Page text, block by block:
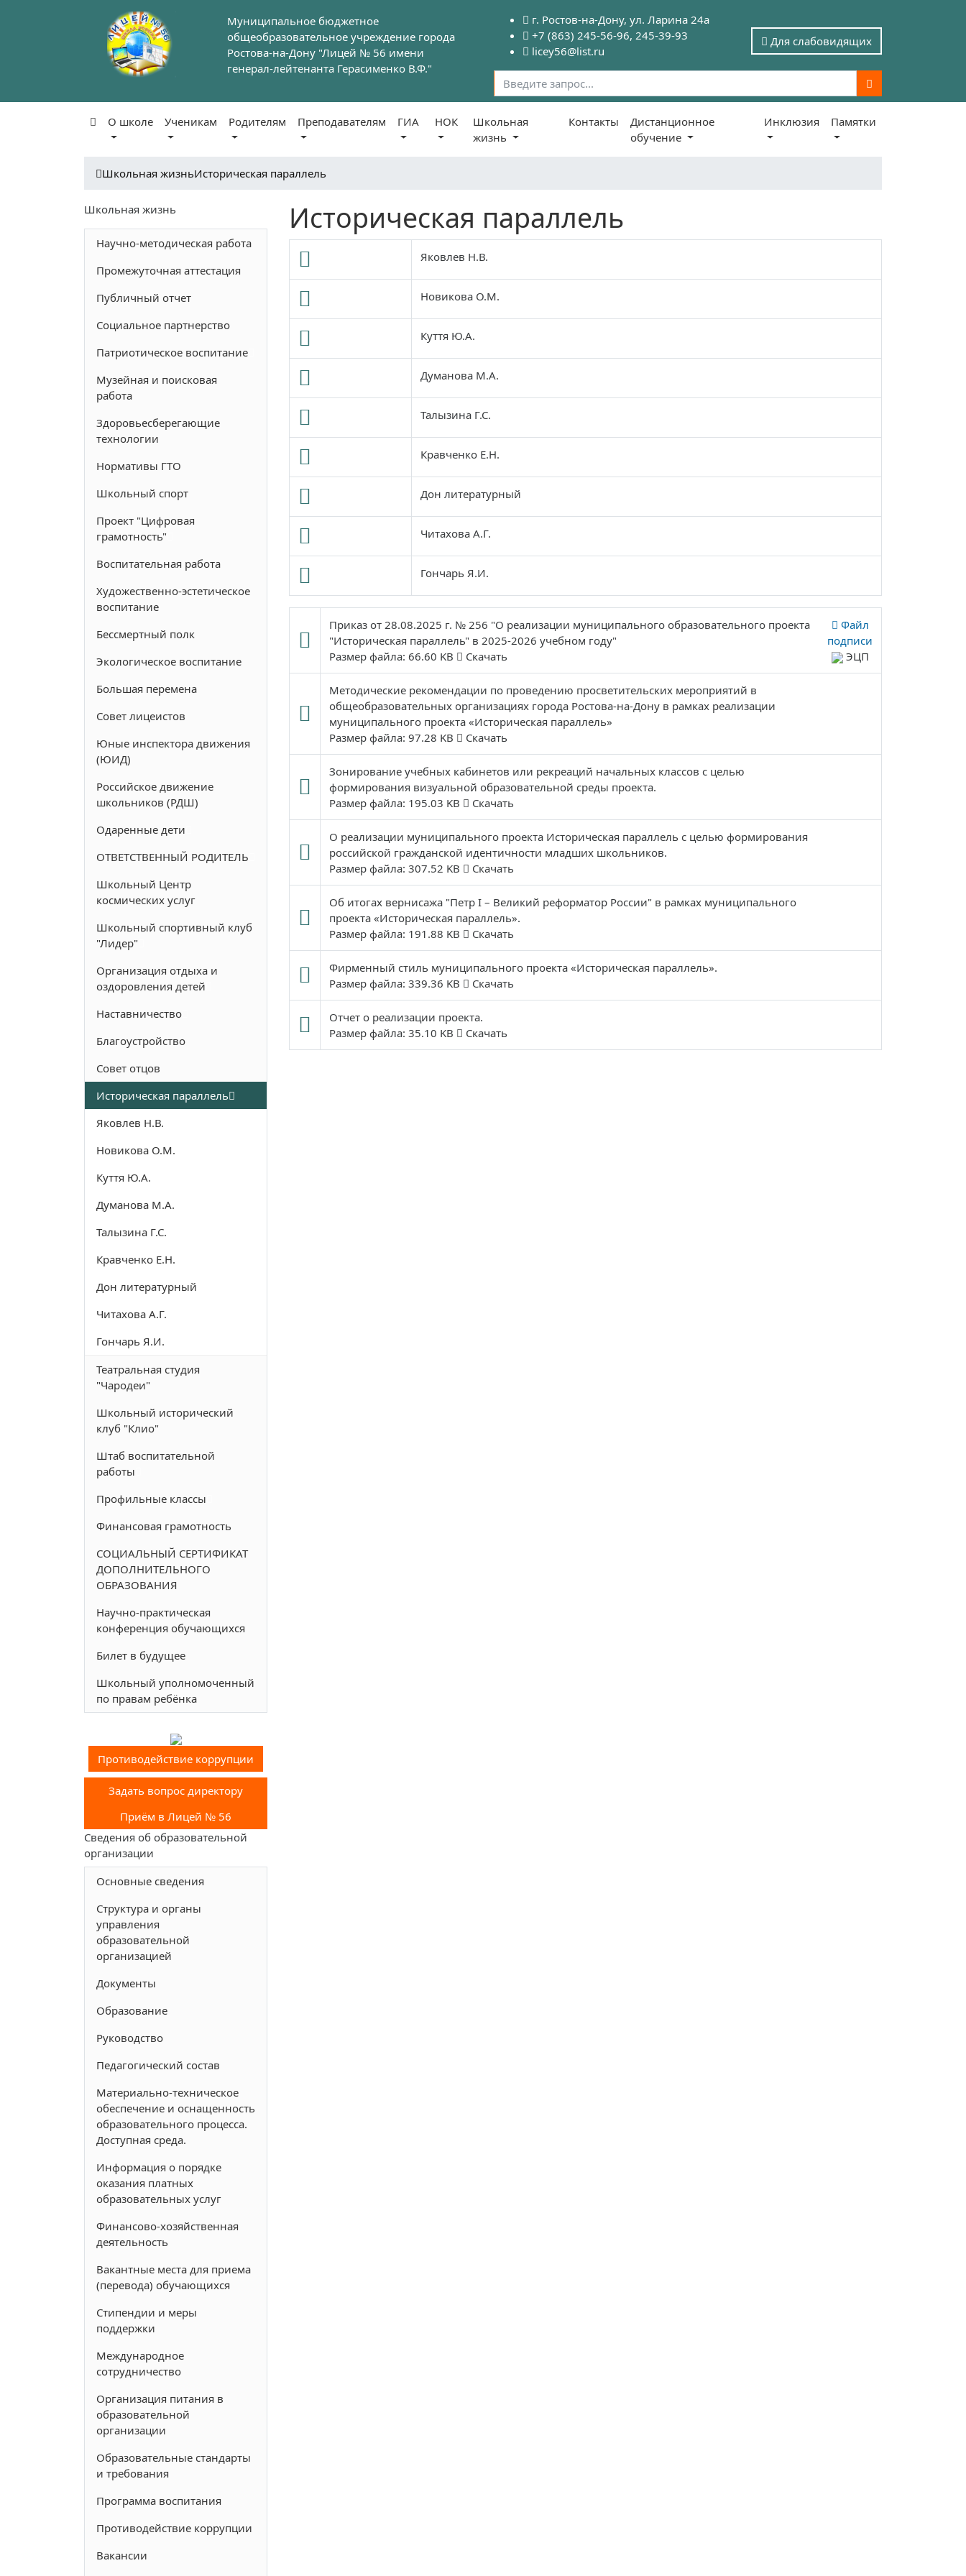
Муниципальное бюджетное
общеобразовательное учреждение города
Ростова-на-Дону "Лицей № 56 имени
генерал-лейтенанта Герасименко В.Ф."
г. Ростов-на-Дону, ул. Ларина 24а
+7 (863) 245-56-96, 245-39-93
licey56@list.ru
Для слабовидящих
О школе Ученикам Родителям Преподавателям ГИА НОК
Школьная
жизнь
Контакты
Дистанционное
обучение
Инклюзия Памятки
Школьная жизньИсторическая параллель
Школьная жизнь
Научно-методическая работа
Промежуточная аттестация
Публичный отчет
Социальное партнерство
Патриотическое воспитание
Музейная и поисковая
работа
Здоровьесберегающие
технологии
Нормативы ГТО
Школьный спорт
Проект "Цифровая
грамотность"
Воспитательная работа
Художественно-эстетическое
воспитание
Бессмертный полк
Экологическое воспитание
Большая перемена
Совет лицеистов
Юные инспектора движения
(ЮИД)
Российское движение
школьников (РДШ)
Одаренные дети
ОТВЕТСТВЕННЫЙ РОДИТЕЛЬ
Школьный Центр
космических услуг
Школьный спортивный клуб
"Лидер"
Организация отдыха и
оздоровления детей
Наставничество
Благоустройство
Совет отцов
Историческая параллель
Яковлев Н.В.
Новикова О.М.
Куття Ю.А.
Думанова М.А.
Талызина Г.С.
Кравченко Е.Н.
Дон литературный
Читахова А.Г.
Гончарь Я.И.
Театральная студия
"Чародеи"
Школьный исторический
клуб "Клио"
Штаб воспитательной
работы
Профильные классы
Финансовая грамотность
СОЦИАЛЬНЫЙ СЕРТИФИКАТ
ДОПОЛНИТЕЛЬНОГО
ОБРАЗОВАНИЯ
Научно-практическая
конференция обучающихся
Билет в будущее
Школьный уполномоченный
по правам ребёнка
Противодействие коррупции
Задать вопрос директору
Приём в Лицей № 56
Cведения об образовательной
организации
Основные сведения
Структура и органы
управления
образовательной
организацией
Документы
Образование
Руководство
Педагогический состав
Материально-техническое
обеспечение и оснащенность
образовательного процесса.
Доступная среда.
Информация о порядке
оказания платных
образовательных услуг
Финансово-хозяйственная
деятельность
Вакантные места для приема
(перевода) обучающихся
Стипендии и меры
поддержки
Международное
сотрудничество
Организация питания в
образовательной
организации
Образовательные стандарты
и требования
Программа воспитания
Противодействие коррупции
Вакансии
Историческая параллель
Яковлев Н.В.
Новикова О.М.
Куття Ю.А.
Думанова М.А.
Талызина Г.С.
Кравченко Е.Н.
Дон литературный
Читахова А.Г.
Гончарь Я.И.
Приказ от 28.08.2025 г. № 256 "О реализации муниципального образовательного проекта
"Историческая параллель" в 2025-2026 учебном году"
Размер файла: 66.60 KB
Скачать
Файл
подписи
ЭЦП
Методические рекомендации по проведению просветительских мероприятий в
общеобразовательных организациях города Ростова-на-Дону в рамках реализации
муниципального проекта «Историческая параллель»
Размер файла: 97.28 KB
Скачать
Зонирование учебных кабинетов или рекреаций начальных классов с целью
формирования визуальной образовательной среды проекта.
Размер файла: 195.03 KB
Скачать
О реализации муниципального проекта Историческая параллель с целью формирования
российской гражданской идентичности младших школьников.
Размер файла: 307.52 KB
Скачать
Об итогах вернисажа "Петр I – Великий реформатор России" в рамках муниципального
проекта «Историческая параллель».
Размер файла: 191.88 KB
Скачать
Фирменный стиль муниципального проекта «Историческая параллель».
Размер файла: 339.36 KB
Скачать
Отчет о реализации проекта.
Размер файла: 35.10 KB
Скачать